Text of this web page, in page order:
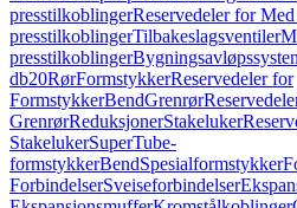
presstilkoblingerReservedeler for
presstilkoblingerTilbakeslagsventiler
presstilkoblinger
db20RørFormstykkerReservedeler for
FormstykkerBendGrenrør
GrenrørReduksjonerStakeluker
StakelukerSuperTube-
formstykkerBendSpesialformstykker
ForbindelserSveiseforbindelser